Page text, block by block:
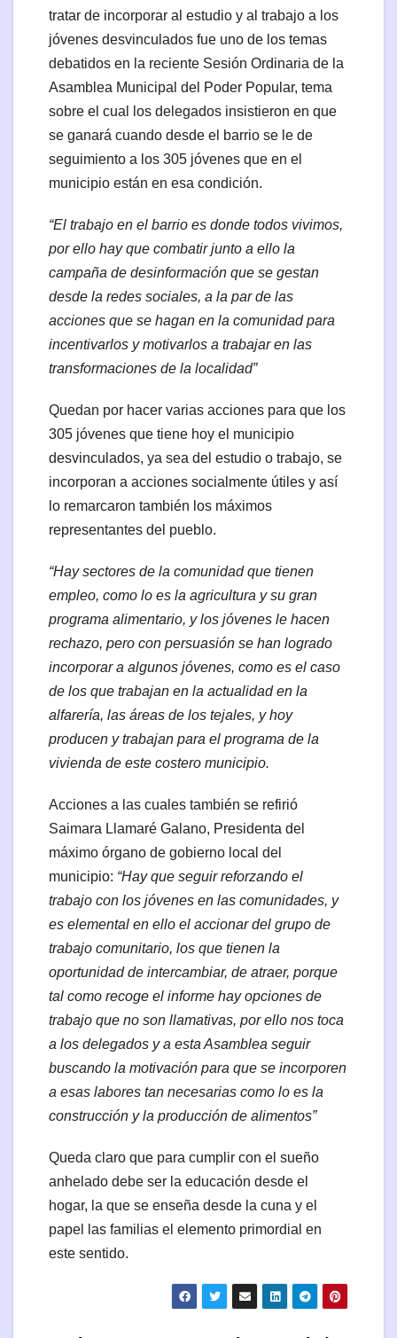
tratar de incorporar al estudio y al trabajo a los
jóvenes desvinculados fue uno de los temas
debatidos en la reciente Sesión Ordinaria de la
Asamblea Municipal del Poder Popular, tema
sobre el cual los delegados insistieron en que
se ganará cuando desde el barrio se le de
seguimiento a los 305 jóvenes que en el
municipio están en esa condición.
“El trabajo en el barrio es donde todos vivimos,
por ello hay que combatir junto a ello la
campaña de desinformación que se gestan
desde la redes sociales, a la par de las
acciones que se hagan en la comunidad para
incentivarlos y motivarlos a trabajar en las
transformaciones de la localidad”
Quedan por hacer varias acciones para que los
305 jóvenes que tiene hoy el municipio
desvinculados, ya sea del estudio o trabajo, se
incorporan a acciones socialmente útiles y así
lo remarcaron también los máximos
representantes del pueblo.
“Hay sectores de la comunidad que tienen
empleo, como lo es la agricultura y su gran
programa alimentario, y los jóvenes le hacen
rechazo, pero con persuasión se han logrado
incorporar a algunos jóvenes, como es el caso
de los que trabajan en la actualidad en la
alfarería, las áreas de los tejales, y hoy
producen y trabajan para el programa de la
vivienda de este costero municipio.
Acciones a las cuales también se refirió
Saimara Llamaré Galano, Presidenta del
máximo órgano de gobierno local del
municipio: “Hay que seguir reforzando el
trabajo con los jóvenes en las comunidades, y
es elemental en ello el accionar del grupo de
trabajo comunitario, los que tienen la
oportunidad de intercambiar, de atraer, porque
tal como recoge el informe hay opciones de
trabajo que no son llamativas, por ello nos toca
a los delegados y a esta Asamblea seguir
buscando la motivación para que se incorporen
a esas labores tan necesarias como lo es la
construcción y la producción de alimentos”
Queda claro que para cumplir con el sueño
anhelado debe ser la educación desde el
hogar, la que se enseña desde la cuna y el
papel las familias el elemento primordial en
este sentido.